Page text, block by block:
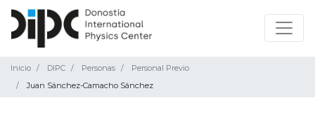
Inicio DIPC Personas
Personal Previo
Juan Sánchez-Camacho Sánchez